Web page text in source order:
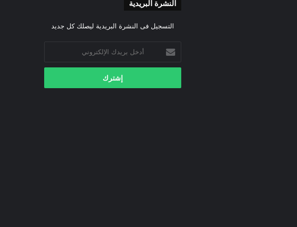
النشرة البريدية
التسجيل فى النشرة البريدية ليصلك كل جديد
بريدك
الإلكتروني